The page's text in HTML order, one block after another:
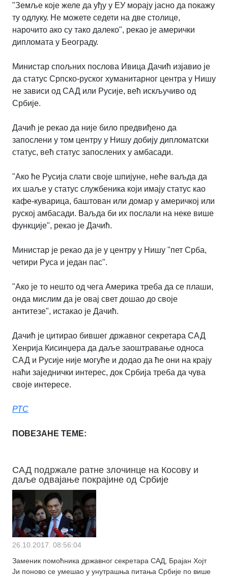
"Земље које желе да уђу у ЕУ морају јасно да покажу
ту одлуку. Не можете седети на две столице,
нарочито ако су тако далеко", рекао је амерички
дипломата у Београду.
Министар спољних послова Ивица Дачић изјавио је
да статус Српско-руског хуманитарног центра у Нишу
не зависи од САД или Русије, већ искључиво од
Србије.
Дачић је рекао да није било предвиђено да
запослени у том центру у Нишу добију дипломатски
статус, већ статус запослених у амбасади.
"Ако ће Русија слати своје шпијуне, неће ваљда да
их шаље у статус службеника који имају статус као
кафе-куварица, баштован или домар у америчкој или
руској амбасади. Ваљда би их послали на неке више
функције", рекао је Дачић.
Министар је рекао да је у центру у Нишу "пет Срба,
четири Руса и један пас".
"Ако је то нешто од чега Америка треба да се плаши,
онда мислим да је овај свет дошао до своје
антитезе", истакао је Дачић.
Дачић је цитирао бившег државног секретара САД
Хенрија Кисинџера да даље заоштравање односа
САД и Русије није могуће и додао да ће они на крају
наћи заједнички интерес, док Србија треба да чува
своје интересе.
РТС
ПОВЕЗАНЕ ТЕМЕ:
САД подржале ратне злочинце на Косову и
даље одвајање покрајине од Србије
26.10.2017. 08:56:04
Заменик помоћника државног секретара САД, Брајан Хојт
Ји поново се умешао у унутрашња питања Србије по више